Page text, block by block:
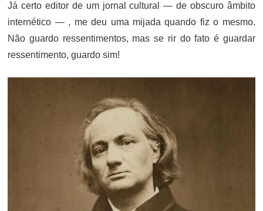
Já certo editor de um jornal cultural — de obscuro âmbito
internético — , me deu uma mijada quando fiz o mesmo.
Não guardo ressentimentos, mas se rir do fato é guardar
ressentimento, guardo sim!